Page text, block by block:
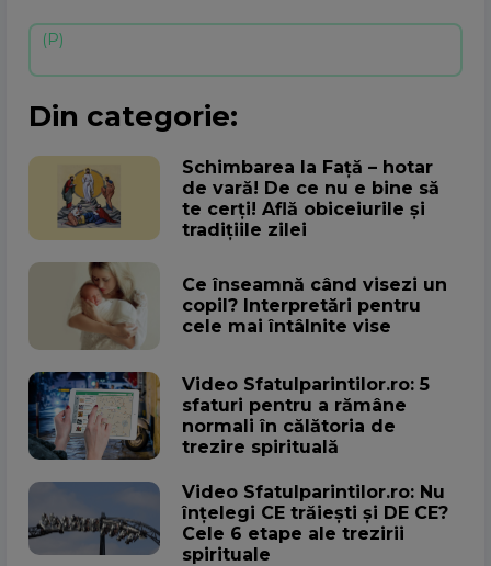
Din categorie:
Schimbarea la Față – hotar
de vară! De ce nu e bine să
te cerți! Află obiceiurile și
tradițiile zilei
Ce înseamnă când visezi un
copil? Interpretări pentru
cele mai întâlnite vise
Video Sfatulparintilor.ro: 5
sfaturi pentru a rămâne
normali în călătoria de
trezire spirituală
Video Sfatulparintilor.ro: Nu
înțelegi CE trăiești și DE CE?
Cele 6 etape ale trezirii
spirituale